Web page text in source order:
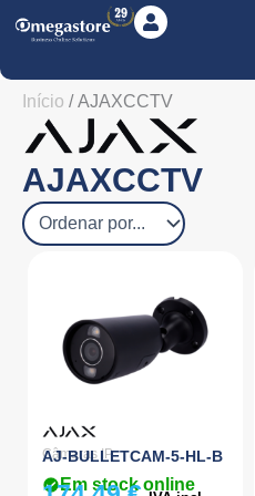
content
Início / AJAXCCTV
AJAXCCTV
Câmaras IP
AJ-BULLETCAM-5-HL-B
Em stock online